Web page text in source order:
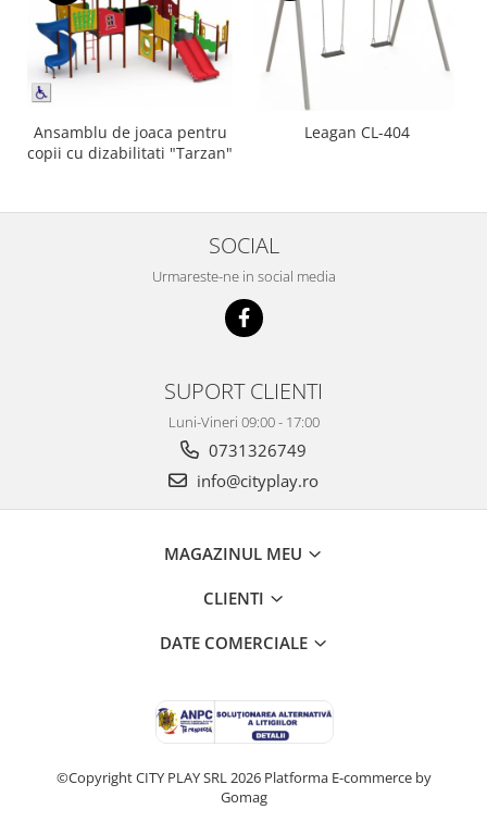
Ansamblu de joaca pentru
copii cu dizabilitati "Tarzan"
Leagan CL-404
SOCIAL
Urmareste-ne in social media
SUPORT CLIENTI
Luni-Vineri 09:00 - 17:00
0731326749
info@cityplay.ro
MAGAZINUL MEU
CLIENTI
DATE COMERCIALE
©Copyright CITY PLAY SRL 2026 Platforma E-commerce by
Gomag